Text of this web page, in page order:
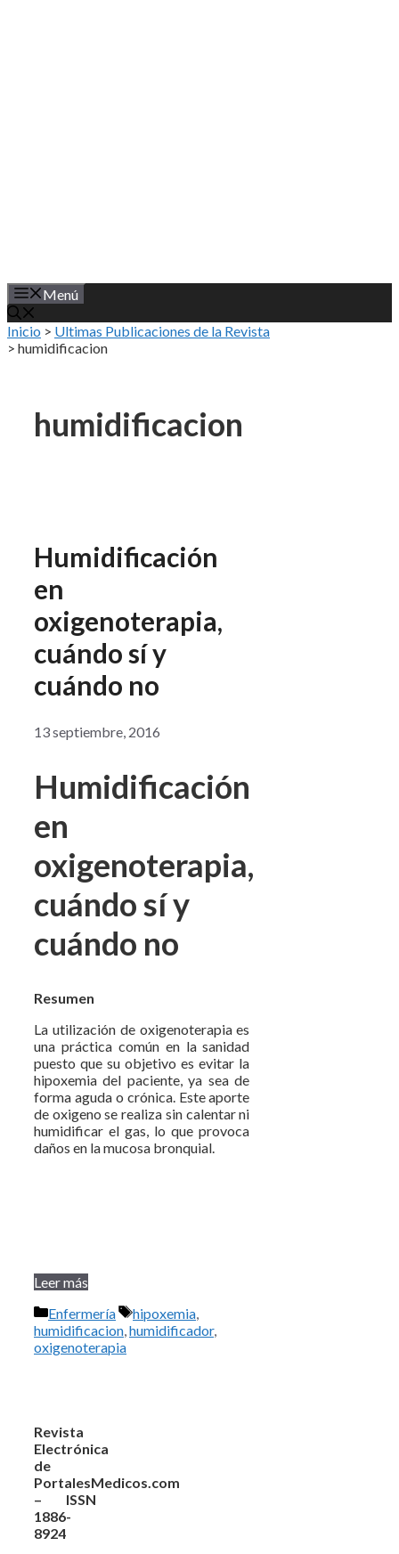
Menú
Inicio > Ultimas Publicaciones de la Revista
> humidificacion
humidificacion
Humidificación
en
oxigenoterapia,
cuándo sí y
cuándo no
13 septiembre, 2016
Humidificación
en
oxigenoterapia,
cuándo sí y
cuándo no
Resumen
La utilización de oxigenoterapia es
una práctica común en la sanidad
puesto que su objetivo es evitar la
hipoxemia del paciente, ya sea de
forma aguda o crónica. Este aporte
de oxigeno se realiza sin calentar ni
humidificar el gas, lo que provoca
daños en la mucosa bronquial.
Leer más
Categorías
Enfermería Etiquetas
hipoxemia
humidificacion humidificador,
oxigenoterapia
Revista
Electrónica
de
PortalesMedicos.com
– ISSN
1886-
8924